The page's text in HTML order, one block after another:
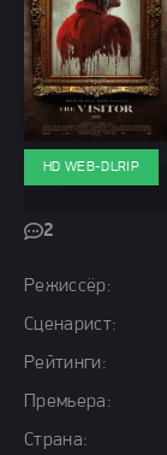
Режиссёр:
Сценарист:
Рейтинги:
Премьера:
Страна:
2
HD WEB-DLRIP